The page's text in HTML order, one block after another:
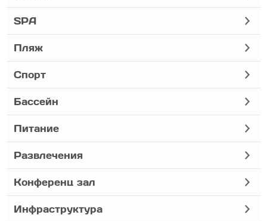
SPA
Пляж
Спорт
Бассейн
Питание
Развлечения
Конференц зал
Инфраструктура